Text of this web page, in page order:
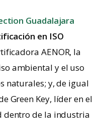
Guadalajara
en ISO
AENOR, la
ambiental y el uso
naturales; y, de igual
Green Key, líder en el
dentro de la industria